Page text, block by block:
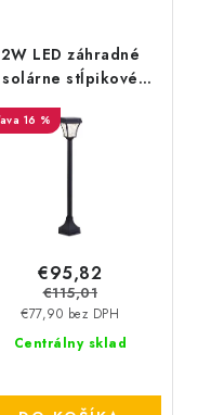
2W LED záhradné
solárne stĺpikové
svietidlo - 110lm -
čierne
16 %
Centrálny sklad
€77,90 bez DPH
€95,82
€115,01